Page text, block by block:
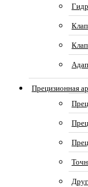
Прецизионная